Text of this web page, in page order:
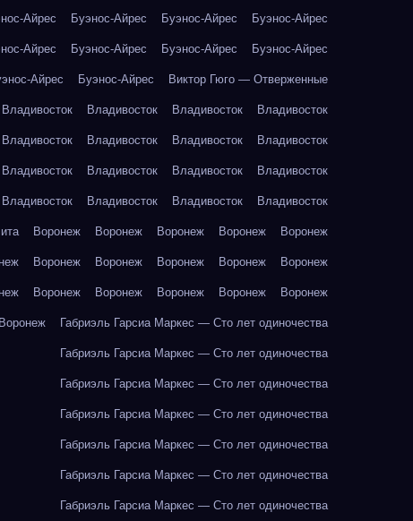
Айрес Буэнос-Айрес Буэнос-Айрес Буэнос-Айрес
Айрес Буэнос-Айрес Буэнос-Айрес Буэнос-Айрес
Айрес Буэнос-Айрес Виктор Гюго — Отверженные
Владивосток Владивосток Владивосток Владивосток
Владивосток Владивосток Владивосток Владивосток
Владивосток Владивосток Владивосток Владивосток
Владивосток Владивосток Владивосток Владивосток
Воронеж Воронеж Воронеж Воронеж Воронеж
Воронеж Воронеж Воронеж Воронеж Воронеж
Воронеж Воронеж Воронеж Воронеж Воронеж
Воронеж Габриэль Гарсиа Маркес — Сто лет одиночества
Габриэль Гарсиа Маркес — Сто лет одиночества
Габриэль Гарсиа Маркес — Сто лет одиночества
Габриэль Гарсиа Маркес — Сто лет одиночества
Габриэль Гарсиа Маркес — Сто лет одиночества
Габриэль Гарсиа Маркес — Сто лет одиночества
Габриэль Гарсиа Маркес — Сто лет одиночества